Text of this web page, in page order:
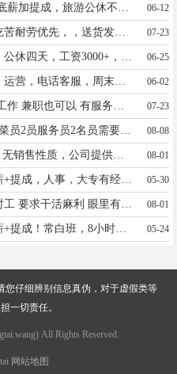
06-12
招工，紫金泉汽配城，能吃苦耐劳优先，，送货发货19933202029 07-23
06-25
公司扩大规模，急聘会计，运营，电话客服，周末双休，底薪➕提成，有上进心责任心，地址唐宁电话13313191523 06-02
07-23
龙泉花园餐饮洗碗工3名传菜员2员服务员2名员需要的联系16630912268 08-08
招电话客服女5名，30-45，无销售性质，公司提供话术资源，综合薪资4000+，小白可接受，电话18732959395 08-01
因业务扩大招：客服，底薪+提成，人事，大专有经验；五险，电话：19133495666微信同号。地址：桥西丰基大厦。 05-30
平安南路烧烤大排档招小时工 要求干活麻利 眼里有活 电话13810085952 08-01
诚聘店员，会销行业，底薪+提成！常白班，8小时，公休四天，工作地点亿德隆，年龄50以下，女士优先18832915200 05-24
您仔细辨别信息真伪，对于虚假类等
一切责任。
All Rights Reserved.
网站地图